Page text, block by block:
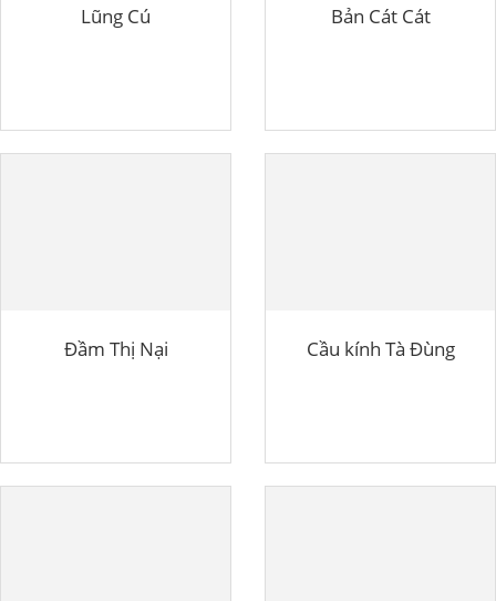
Lũng Cú Bản Cát Cát
Đầm Thị Nại Cầu kính Tà Đùng